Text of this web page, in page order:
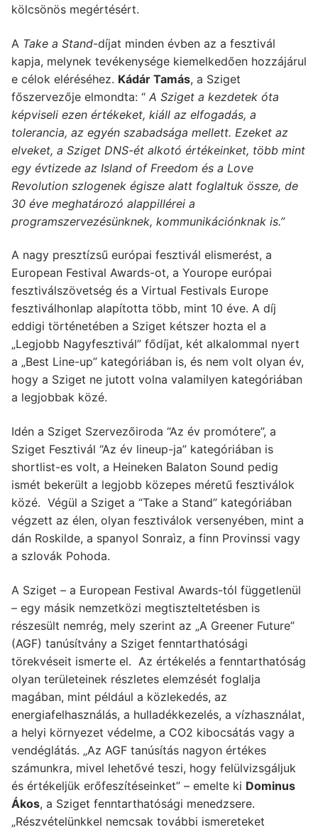
kölcsönös megértésért.
A Take a Stand-díjat minden évben az a fesztivál
kapja, melynek tevékenysége kiemelkedően hozzájárul
e célok eléréséhez. Kádár Tamás, a Sziget
főszervezője elmondta: “ A Sziget a kezdetek óta
képviseli ezen értékeket, kiáll az elfogadás, a
tolerancia, az egyén szabadsága mellett. Ezeket az
elveket, a Sziget DNS-ét alkotó értékeinket, több mint
egy évtizede az Island of Freedom és a Love
Revolution szlogenek égisze alatt foglaltuk össze, de
30 éve meghatározó alappillérei a
programszervezésünknek, kommunikációnknak is.”
A nagy presztízsű európai fesztivál elismerést, a
European Festival Awards-ot, a Yourope európai
fesztiválszövetség és a Virtual Festivals Europe
fesztiválhonlap alapította több, mint 10 éve. A díj
eddigi történetében a Sziget kétszer hozta el a
„Legjobb Nagyfesztivál” fődíjat, két alkalommal nyert
a „Best Line-up” kategóriában is, és nem volt olyan év,
hogy a Sziget ne jutott volna valamilyen kategóriában
a legjobbak közé.
Idén a Sziget Szervezőiroda “Az év promótere”, a
Sziget Fesztivál “Az év lineup-ja” kategóriában is
shortlist-es volt, a Heineken Balaton Sound pedig
ismét bekerült a legjobb közepes méretű fesztiválok
közé. Végül a Sziget a “Take a Stand” kategóriában
végzett az élen, olyan fesztiválok versenyében, mint a
dán Roskilde, a spanyol Sonraìz, a finn Provinssi vagy
a szlovák Pohoda.
A Sziget – a European Festival Awards-tól függetlenül
– egy másik nemzetközi megtiszteltetésben is
részesült nemrég, mely szerint az „A Greener Future”
(AGF) tanúsítvány a Sziget fenntarthatósági
törekvéseit ismerte el. Az értékelés a fenntarthatóság
olyan területeinek részletes elemzését foglalja
magában, mint például a közlekedés, az
energiafelhasználás, a hulladékkezelés, a vízhasználat,
a helyi környezet védelme, a CO2 kibocsátás vagy a
vendéglátás. „Az AGF tanúsítás nagyon értékes
számunkra, mivel lehetővé teszi, hogy felülvizsgáljuk
és értékeljük erőfeszítéseinket” – emelte ki Dominus
Ákos, a Sziget fenntarthatósági menedzsere.
„Részvételünkkel nemcsak további ismereteket